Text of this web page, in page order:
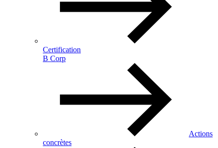
Certification
B Corp
Actions
concrètes